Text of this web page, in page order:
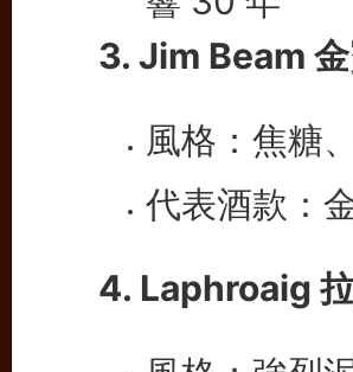
3. Jim Beam
風格：焦糖
代表酒款：
4. Laphroaig